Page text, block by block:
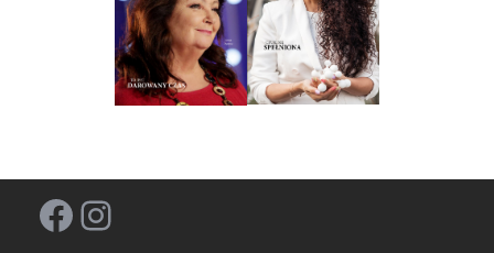
Facebook Instagram